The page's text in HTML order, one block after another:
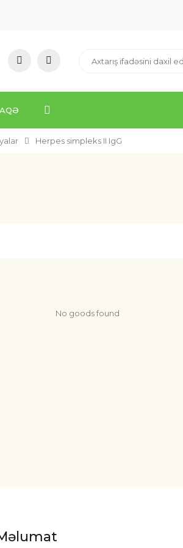
Herpes simpleks II IgG
No goods found